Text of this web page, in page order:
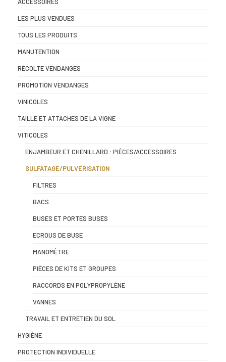
LES PLUS VENDUES
TOUS LES PRODUITS
MANUTENTION
RÉCOLTE VENDANGES
PROMOTION VENDANGES
VINICOLES
TAILLE ET ATTACHES DE LA VIGNE
VITICOLES
ENJAMBEUR ET CHENILLARD : PIÈCES/ACCESSOIRES
SULFATAGE/PULVÉRISATION
FILTRES
BACS
BUSES ET PORTES BUSES
ECROUS DE BUSE
MANOMÈTRE
PIÈCES DE KITS ET GROUPES
RACCORDS EN POLYPROPYLÈNE
VANNES
TRAVAIL ET ENTRETIEN DU SOL
HYGIÈNE
PROTECTION INDIVIDUELLE